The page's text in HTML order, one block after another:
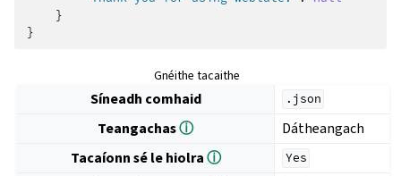
}
}
Gnéithe tacaithe
Síneadh comhaid .json
Teangachasⓘ
Dátheangach
Tacaíonn sé le hiolraⓘ Yes